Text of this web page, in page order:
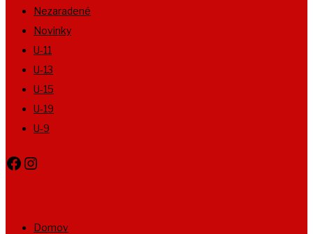
Nezaradené
Novinky
U-11
U-13
U-15
U-19
U-9
Facebook
Instagram
Domov